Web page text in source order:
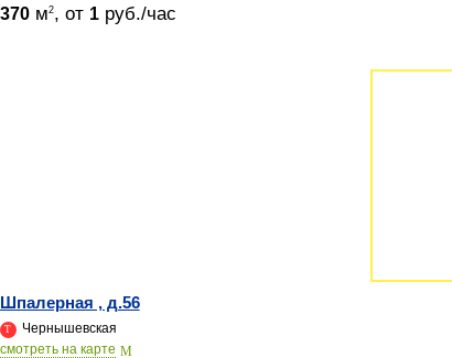
370м2, от 1руб./час
Шпалерная , д.56
Чернышевская
cмотреть на карте